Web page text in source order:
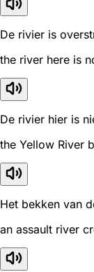
De rivier is
the river here is
De rivier hier is
the Yellow River
Het bekken van
an assault river